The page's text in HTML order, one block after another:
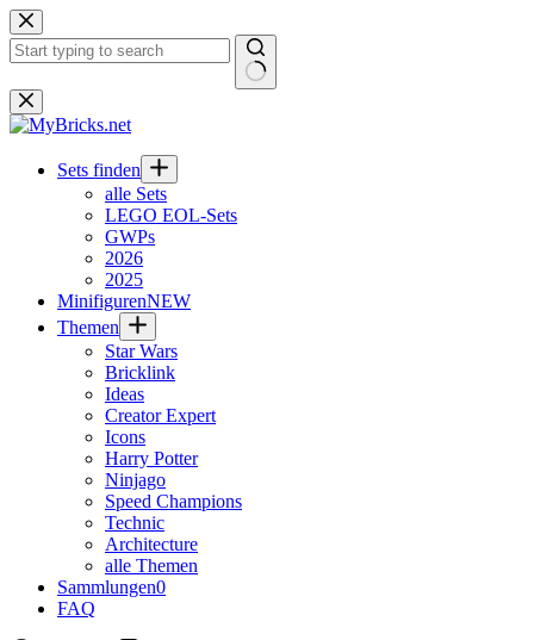
Zum
Inhalt
springen
Keine
Ergebnisse
Sets finden
alle Sets
LEGO EOL-Sets
GWPs
2026
2025
MinifigurenNEW
Themen
Star Wars
Bricklink
Ideas
Creator Expert
Icons
Harry Potter
Ninjago
Speed Champions
Technic
Architecture
alle Themen
Sammlungen0
FAQ